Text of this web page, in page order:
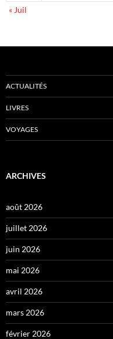
« Juil
ACTUALITÉS
LIVRES
VOYAGES
ARCHIVES
août 2026
juillet 2026
juin 2026
mai 2026
avril 2026
mars 2026
février 2026